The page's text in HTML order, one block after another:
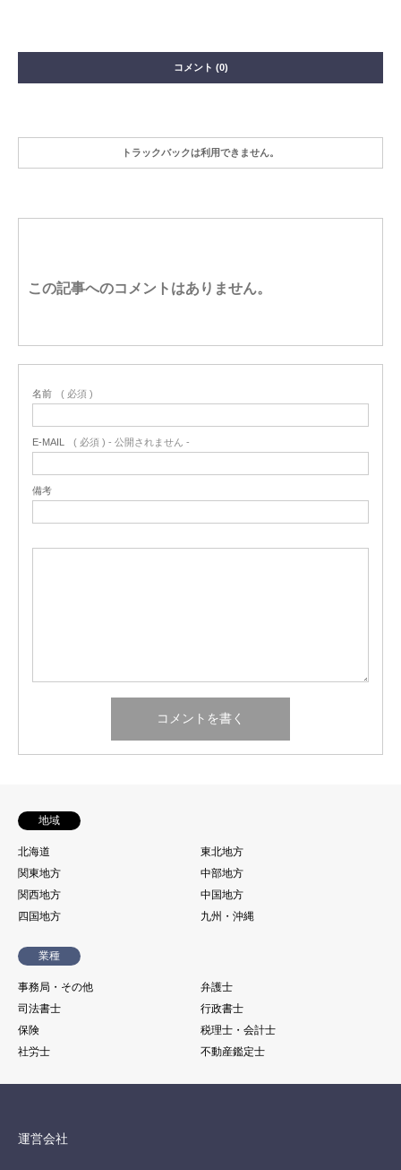
コメント (0)
トラックバックは利用できません。
この記事へのコメントはありません。
名前 ( 必須 )
E-MAIL ( 必須 ) - 公開されません -
備考
地域
北海道
東北地方
関東地方
中部地方
関西地方
中国地方
四国地方
九州・沖縄
業種
事務局・その他
弁護士
司法書士
行政書士
保険
税理士・会計士
社労士
不動産鑑定士
運営会社